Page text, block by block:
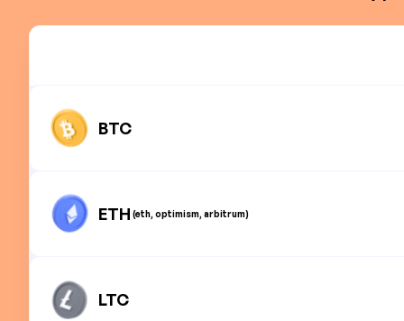
BTC
ETH (eth, optimism, arbitrum)
LTC